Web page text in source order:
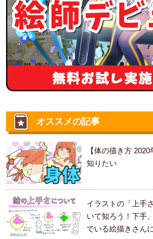
オススメの記事
【体の描き方
知りたい
イラストの「上手
いて知ろう！下手
でいる絵描きさん